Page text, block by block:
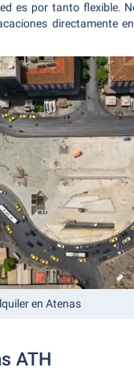
es por tanto flexible.
directamente
en Atenas
ATH